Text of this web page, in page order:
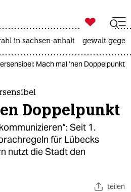
zahl ich
ich

taz zahl ich
in sachsen-anhalt gewalt
Mach mal ’nen Doppelpunkt
Doppelpunkt
Seit 1.
für Lübecks
nutzt die Stadt den
teilen